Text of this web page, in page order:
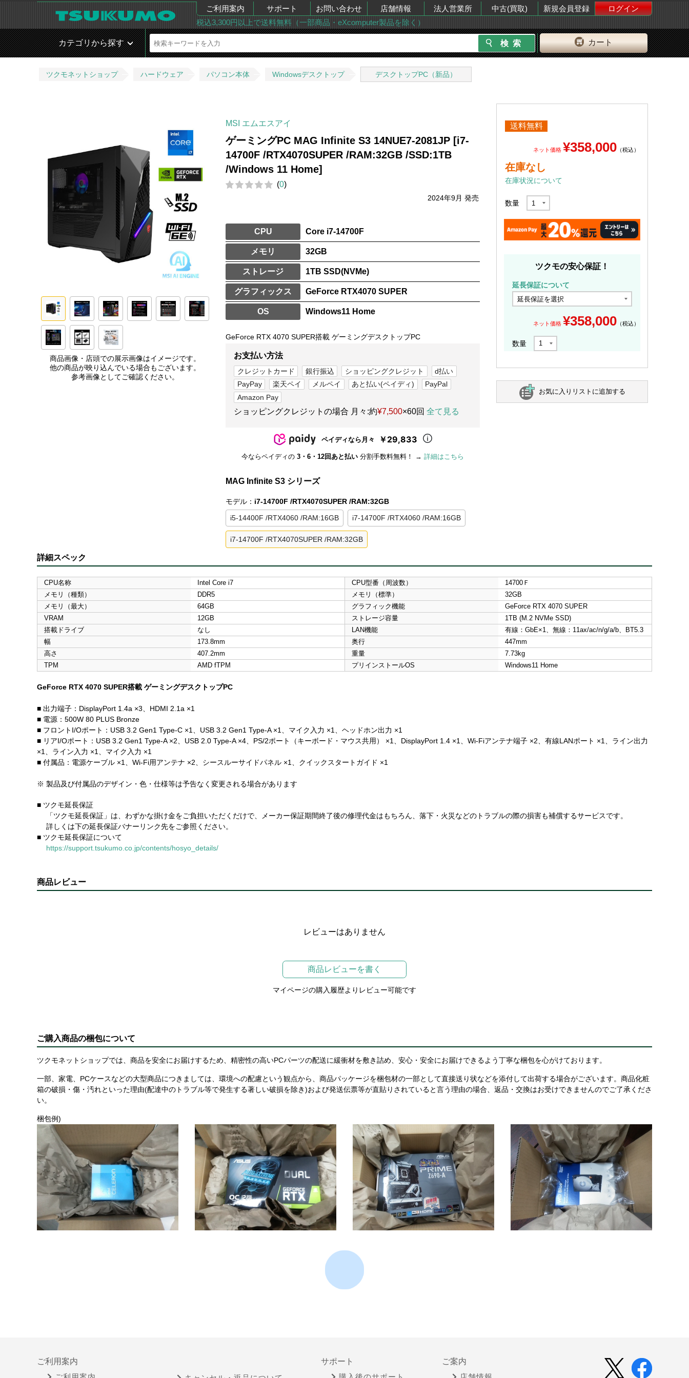
ご利用案内 サポート お問い合わせ 店舗情報 法人営業所 中古(買取) 新規会員登録
ログイン
税込3,300円以上で送料無料（一部商品・eXcomputer製品を除く）
カート
カテゴリから探す
ツクモネットショップ ハードウェア パソコン本体 Windowsデスクトップ デスクトップPC（新品）
商品画像・店頭での展示画像はイメージです。
他の商品が映り込んでいる場合もございます。
参考画像としてご確認ください。
MSI エムエスアイ
ゲーミングPC MAG Infinite S3 14NUE7-2081JP [i7-
14700F /RTX4070SUPER /RAM:32GB /SSD:1TB
/Windows 11 Home]
(0)
2024年9月 発売
CPU Core i7-14700F
メモリ 32GB
ストレージ 1TB SSD(NVMe)
グラフィックス GeForce RTX4070 SUPER
OS Windows11 Home
GeForce RTX 4070 SUPER搭載 ゲーミングデスクトップPC
お支払い方法
クレジットカード 銀行振込 ショッピングクレジット
d払い
PayPay
楽天ペイ メルペイ あと払い(ペイディ)
PayPal
Amazon Pay
ショッピングクレジットの場合 月々:約¥7,500×60回 全て見る
ペイディなら月々 ￥29,833
今ならペイディの 3・6・12回あと払い 分割手数料無料！ → 詳細はこちら
MAG Infinite S3 シリーズ
モデル： i7-14700F /RTX4070SUPER /RAM:32GB
i5-14400F /RTX4060 /RAM:16GB i7-14700F /RTX4060 /RAM:16GB
i7-14700F /RTX4070SUPER /RAM:32GB
送料無料
ネット価格 ¥358,000 （税込）
在庫なし
在庫状況について
数量
ツクモの安心保証！
延長保証について
ネット価格 ¥358,000 （税込）
数量
お気に入りリストに追加する
詳細スペック
CPU名称 Intel Core i7 CPU型番（周波数）
14700Ｆ
メモリ（種類）
DDR5 メモリ（標準）
32GB
メモリ（最大）
64GB グラフィック機能
GeForce RTX 4070 SUPER
VRAM
12GB ストレージ容量
1TB (M.2 NVMe SSD)
搭載ドライブ
なし LAN機能
有線：GbE×1、無線：11ax/ac/n/g/a/b、BT5.3
幅
173.8mm 奥行
447mm
高さ
407.2mm 重量
7.73kg
TPM
AMD fTPM プリインストールOS Windows11 Home
GeForce RTX 4070 SUPER搭載 ゲーミングデスクトップPC
■ 出力端子：DisplayPort 1.4a ×3、HDMI 2.1a ×1
■ 電源：500W 80 PLUS Bronze
■ フロントI/Oポート：USB 3.2 Gen1 Type-C ×1、USB 3.2 Gen1 Type-A ×1、マイク入力 ×1、ヘッドホン出力 ×1
■ リアI/Oポート：USB 3.2 Gen1 Type-A ×2、USB 2.0 Type-A ×4、PS/2ポート（キーボード・マウス共用） ×1、DisplayPort 1.4 ×1、Wi-Fiアンテナ端子 ×2、有線LANポート ×1、ライン出力
×1、ライン入力 ×1、マイク入力 ×1
■ 付属品：電源ケーブル ×1、Wi-Fi用アンテナ ×2、シースルーサイドパネル ×1、クイックスタートガイド ×1
※ 製品及び付属品のデザイン・色・仕様等は予告なく変更される場合があります
■ ツクモ延長保証
「ツクモ延長保証」は、わずかな掛け金をご負担いただくだけで、メーカー保証期間終了後の修理代金はもちろん、落下・火災などのトラブルの際の損害も補償するサービスです。
詳しくは下の延長保証バナーリンク先をご参照ください。
■ ツクモ延長保証について
https://support.tsukumo.co.jp/contents/hosyo_details/
商品レビュー
レビューはありません
商品レビューを書く
マイページの購入履歴よりレビュー可能です
ご購入商品の梱包について
ツクモネットショップでは、商品を安全にお届けするため、精密性の高いPCパーツの配送に緩衝材を敷き詰め、安心・安全にお届けできるよう丁寧な梱包を心がけております。
一部、家電、PCケースなどの大型商品につきましては、環境への配慮という観点から、商品パッケージを梱包材の一部として直接送り状などを添付して出荷する場合がございます。商品化粧
箱の破損・傷・汚れといった理由(配達中のトラブル等で発生する著しい破損を除き)および発送伝票等が直貼りされていると言う理由の場合、返品・交換はお受けできませんのでご了承くださ
い。
梱包例)
ご利用案内 サポート ご案内